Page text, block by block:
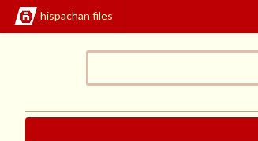
hispachan files